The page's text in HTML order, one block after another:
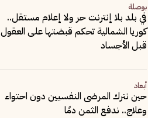
بوصلة
في بلد بلا إنترنت حر ولا إعلام مستقل..
كوريا الشمالية تحكم قبضتها على العقول
قبل الأجساد
أبعاد
حين نترك المرضى النفسيين دون احتواء
وعلاج.. ندفع الثمن دمًا